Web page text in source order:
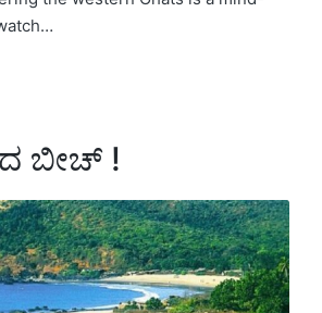
ಬೀಚ್ !